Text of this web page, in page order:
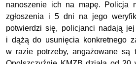
nanoszenie ich na mapę. Policja
zgłoszenia i 5 dni na jego
potwierdzi się, policjanci nadają jej
i dążą do usunięcia konkretnego
w razie potrzeby, angażowane są